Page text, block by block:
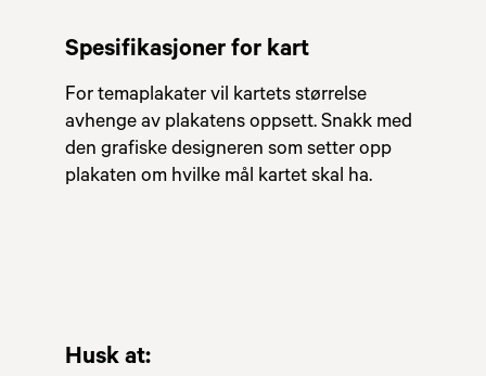
Spesifikasjoner for kart
For temaplakater vil kartets størrelse
avhenge av plakatens oppsett. Snakk med
den grafiske designeren som setter opp
plakaten om hvilke mål kartet skal ha.
Husk at: